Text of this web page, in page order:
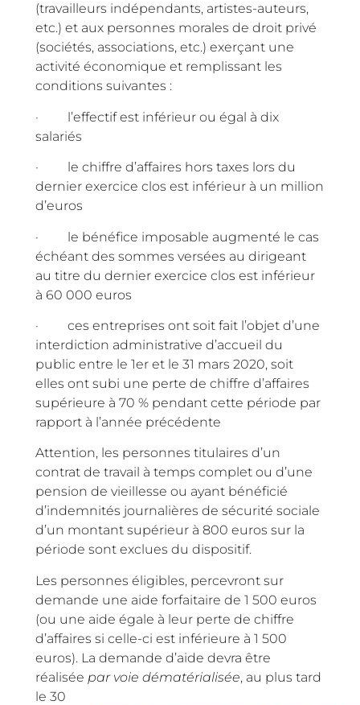
(travailleurs indépendants, artistes-auteurs,
etc.) et aux personnes morales de droit privé
(sociétés, associations, etc.) exerçant une
activité économique et remplissant les
conditions suivantes :
· l’effectif est inférieur ou égal à dix
salariés
· le chiffre d’affaires hors taxes lors du
dernier exercice clos est inférieur à un million
d’euros
· le bénéfice imposable augmenté le cas
échéant des sommes versées au dirigeant
au titre du dernier exercice clos est inférieur
à 60 000 euros
· ces entreprises ont soit fait l’objet d’une
interdiction administrative d’accueil du
public entre le 1er et le 31 mars 2020, soit
elles ont subi une perte de chiffre d’affaires
supérieure à 70 % pendant cette période par
rapport à l’année précédente
Attention, les personnes titulaires d’un
contrat de travail à temps complet ou d’une
pension de vieillesse ou ayant bénéficié
d’indemnités journalières de sécurité sociale
d’un montant supérieur à 800 euros sur la
période sont exclues du dispositif.
Les personnes éligibles, percevront sur
demande une aide forfaitaire de 1 500 euros
(ou une aide égale à leur perte de chiffre
d’affaires si celle-ci est inférieure à 1 500
euros). La demande d’aide devra être
réalisée par voie dématérialisée, au plus tard
le 30